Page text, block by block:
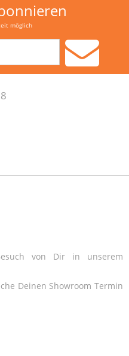
möglich
von Dir in unserem
Deinen Showroom Termin